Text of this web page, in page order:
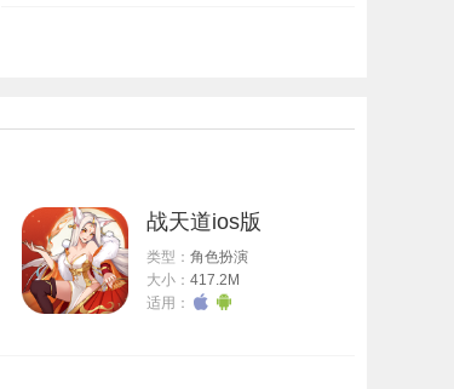
战天道ios版
类型： 角色扮演
大小： 417.2M
适用：